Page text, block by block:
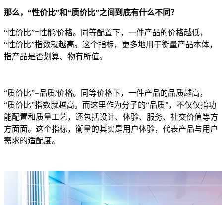
那么，“性价比”和“质价比”之间到底有什么不同？
“性价比”=性能/价格。同等配置下，一件产品的价格越低，
“性价比”指数就越高。这个指标，更多地用于衡量产品本体，
指产品是否划算、物有所值。
“质价比”=品质/价格。同等价格下，一件产品的品质越高，
“质价比”指数就越高。而这里作为分子的“品质”，不仅仅指功
能配置和质量工艺，还包括设计、体验、服务、社交价值等方
方面面。这个指标，衡量的其实是用户体验，代表产品与用户
需求的适配度。